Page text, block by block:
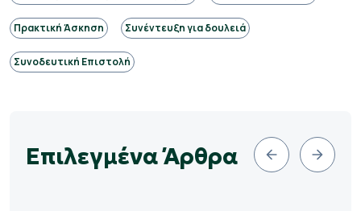
Πρακτική Άσκηση Συνέντευξη για δουλειά
Συνοδευτική Επιστολή
Επιλεγμένα Άρθρα